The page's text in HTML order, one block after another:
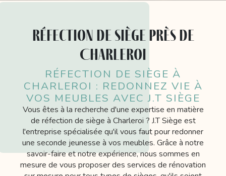
réfection de siège près de
Charleroi
RÉFECTION DE SIÈGE À
CHARLEROI : REDONNEZ VIE À
VOS MEUBLES AVEC J.T SIÈGE
Vous êtes à la recherche d'une expertise en matière
de réfection de siège à Charleroi ? J.T Siège est
l'entreprise spécialisée qu'il vous faut pour redonner
une seconde jeunesse à vos meubles. Grâce à notre
savoir-faire et notre expérience, nous sommes en
mesure de vous proposer des services de rénovation